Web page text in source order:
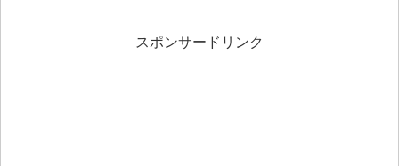
スポンサードリンク